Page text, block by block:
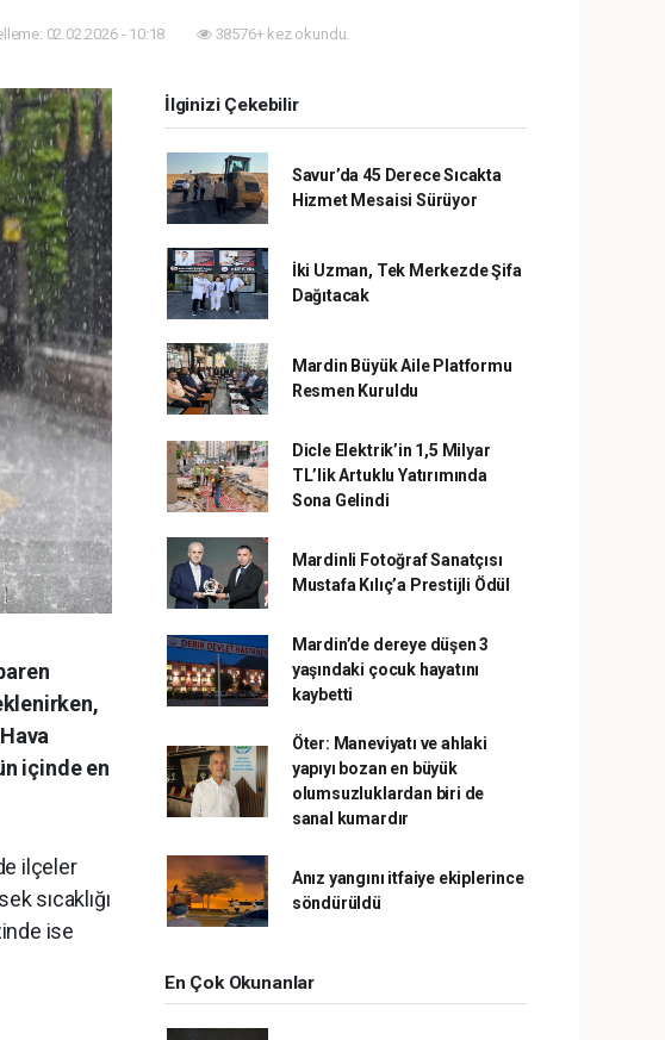
02.02.2026 - 10:18 38576+ kez okundu.
içinde en
ilçeler
sıcaklığı
ise
İlginizi Çekebilir
Savur’da 45 Derece Sıcakta
Hizmet Mesaisi Sürüyor
İki Uzman, Tek Merkezde Şifa
Dağıtacak
Mardin Büyük Aile Platformu
Resmen Kuruldu
Dicle Elektrik’in 1,5 Milyar
TL’lik Artuklu Yatırımında
Sona Gelindi
Mardinli Fotoğraf Sanatçısı
Mustafa Kılıç’a Prestijli Ödül
Mardin’de dereye düşen 3
yaşındaki çocuk hayatını
kaybetti
Öter: Maneviyatı ve ahlaki
yapıyı bozan en büyük
olumsuzluklardan biri de
sanal kumardır
Anız yangını itfaiye ekiplerince
söndürüldü
En Çok Okunanlar